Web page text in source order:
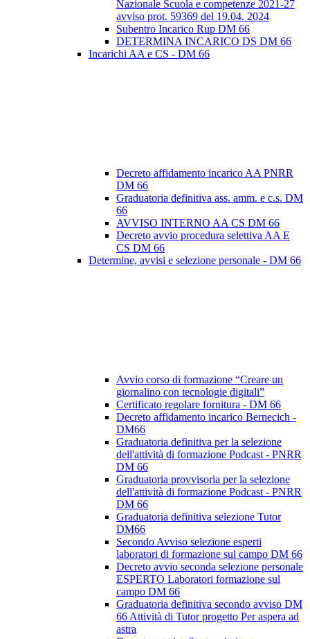
Nazionale Scuola e competenze 2021-27
avviso prot. 59369 del 19.04. 2024
Subentro Incarico Rup DM 66
DETERMINA INCARICO DS DM 66
Incarichi AA e CS - DM 66
Decreto affidamento incarico AA PNRR
DM 66
Graduatoria definitiva ass. amm. e c.s. DM
66
AVVISO INTERNO AA CS DM 66
Decreto avvio procedura selettiva AA E
CS DM 66
Determine, avvisi e selezione personale - DM 66
Avvio corso di formazione “Creare un
giornalino con tecnologie digitali”
Certificato regolare fornitura - DM 66
Decreto affidamento incarico Bernecich -
DM66
Graduatoria definitiva per la selezione
dell'attività di formazione Podcast - PNRR
DM 66
Graduatoria provvisoria per la selezione
dell'attività di formazione Podcast - PNRR
DM 66
Graduatoria definitiva selezione Tutor
DM66
Secondo Avviso selezione esperti
laboratori di formazione sul campo DM 66
Decreto avvio seconda selezione personale
ESPERTO Laboratori formazione sul
campo DM 66
Graduatoria definitiva secondo avviso DM
66 Attività di Tutor progetto Per aspera ad
astra